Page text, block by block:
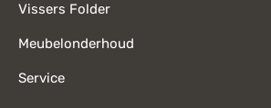
Vissers Folder
Meubelonderhoud
Service